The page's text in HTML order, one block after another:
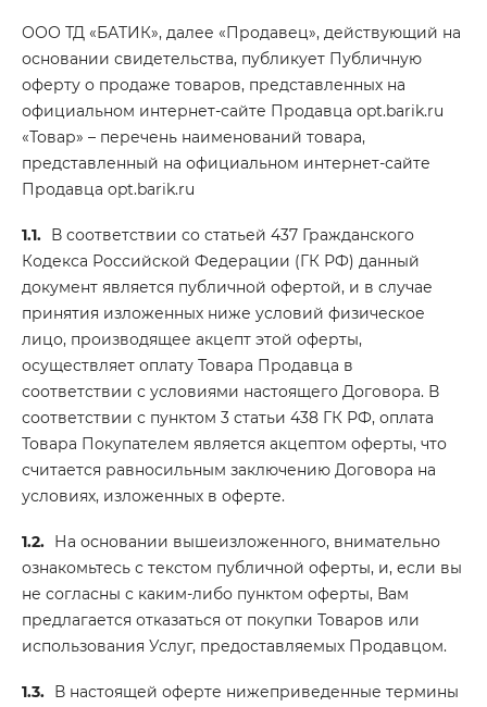
ООО ТД «БАТИК», далее «Продавец», действующий на
основании свидетельства, публикует Публичную
оферту о продаже товаров, представленных на
официальном интернет-сайте Продавца opt.barik.ru
«Товар» – перечень наименований товара,
представленный на официальном интернет-сайте
Продавца opt.barik.ru
1.1. В соответствии со статьей 437 Гражданского
Кодекса Российской Федерации (ГК РФ) данный
документ является публичной офертой, и в случае
принятия изложенных ниже условий физическое
лицо, производящее акцепт этой оферты,
осуществляет оплату Товара Продавца в
соответствии с условиями настоящего Договора. В
соответствии с пунктом 3 статьи 438 ГК РФ, оплата
Товара Покупателем является акцептом оферты, что
считается равносильным заключению Договора на
условиях, изложенных в оферте.
1.2. На основании вышеизложенного, внимательно
ознакомьтесь с текстом публичной оферты, и, если вы
не согласны с каким-либо пунктом оферты, Вам
предлагается отказаться от покупки Товаров или
использования Услуг, предоставляемых Продавцом.
1.3. В настоящей оферте нижеприведенные термины